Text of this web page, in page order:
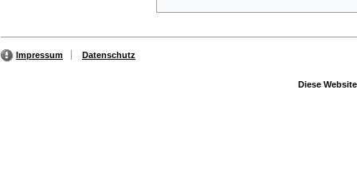
Impressum Datenschutz
Diese